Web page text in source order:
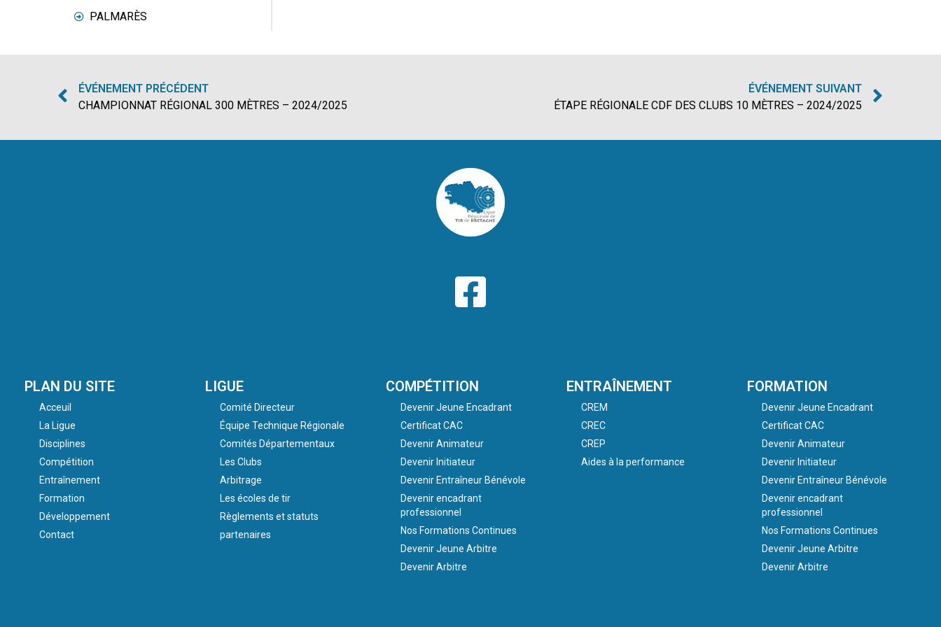
PALMARÈS
ÉVÉNEMENT PRÉCÉDENT
CHAMPIONNAT RÉGIONAL 300 MÈTRES – 2024/2025
ÉVÉNEMENT SUIVANT
ÉTAPE RÉGIONALE CDF DES CLUBS 10 MÈTRES – 2024/2025
PLAN DU SITE
Acceuil
La Ligue
Disciplines
Compétition
Entraînement
Formation
Développement
Contact
LIGUE
Comité Directeur
Équipe Technique Régionale
Comités Départementaux
Les Clubs
Arbitrage
Les écoles de tir
Règlements et statuts
partenaires
COMPÉTITION
Devenir Jeune Encadrant
Certificat CAC
Devenir Animateur
Devenir Initiateur
Devenir Entraîneur Bénévole
Devenir encadrant
professionnel
Nos Formations Continues
Devenir Jeune Arbitre
Devenir Arbitre
ENTRAÎNEMENT
CREM
CREC
CREP
Aides à la performance
FORMATION
Devenir Jeune Encadrant
Certificat CAC
Devenir Animateur
Devenir Initiateur
Devenir Entraîneur Bénévole
Devenir encadrant
professionnel
Nos Formations Continues
Devenir Jeune Arbitre
Devenir Arbitre